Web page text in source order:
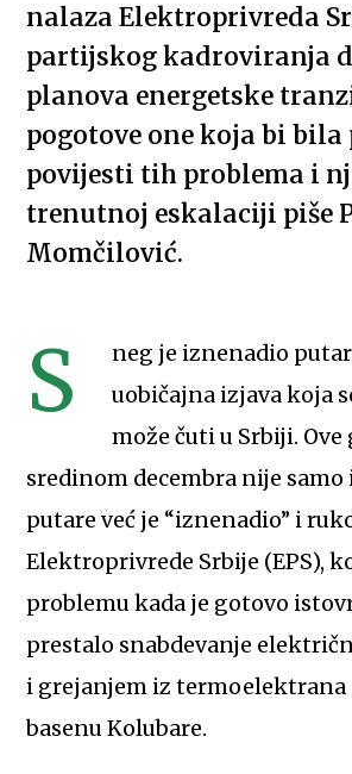
nalaza Elektroprivreda
partijskog kadroviranja
planova energetske
pogotove one koja bi bila
povijesti tih problema i
trenutnoj eskalaciji piše
Momčilović.
S
neg je iznenadio
uobičajna izjava koja
može čuti u Srbiji. Ove
sredinom decembra nije
putare već je “iznenadio” i
Elektroprivrede Srbije (EPS),
problemu kada je gotovo
prestalo snabdevanje
i grejanjem iz termoelektrana
basenu Kolubare.